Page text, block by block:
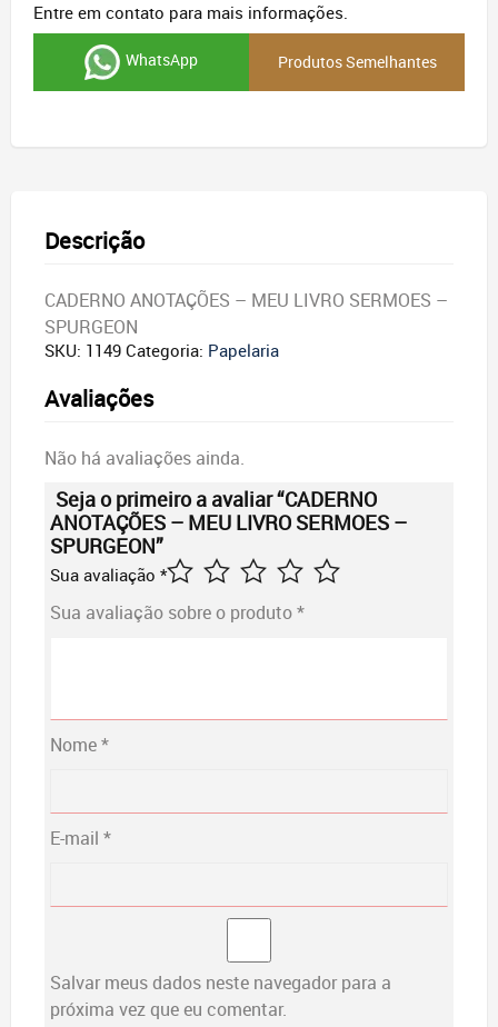
Entre em contato para mais informações.
WhatsApp Produtos Semelhantes
Descrição
CADERNO ANOTAÇÕES – MEU LIVRO SERMOES –
SPURGEON
SKU: 1149 Categoria: Papelaria
Avaliações
Não há avaliações ainda.
Seja o primeiro a avaliar “CADERNO
ANOTAÇÕES – MEU LIVRO SERMOES –
SPURGEON”
Sua avaliação *
Sua avaliação sobre o produto*
Nome*
E-mail *
Salvar meus dados neste navegador para a
próxima vez que eu comentar.